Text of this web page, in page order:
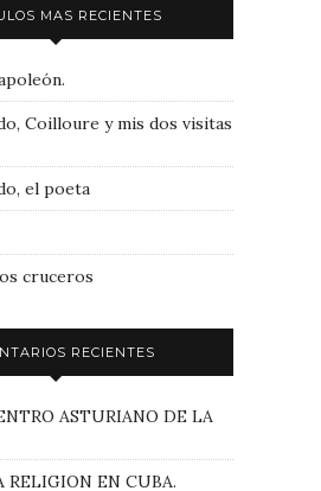
MAS RECIENTES
Coilloure y mis dos visitas
el poeta
cruceros
RECIENTES
ASTURIANO DE LA
RELIGION EN CUBA.